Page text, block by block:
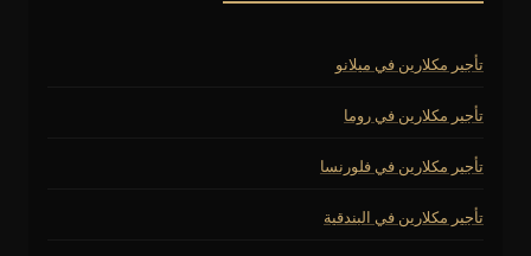
تأجير مكلارين في ميلانو
تأجير مكلارين في روما
تأجير مكلارين في فلورنسا
تأجير مكلارين في البندقية